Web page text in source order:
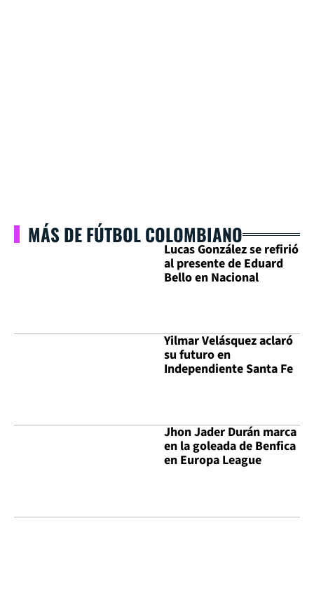
MÁS DE FÚTBOL COLOMBIANO
Lucas González se refirió
al presente de Eduard
Bello en Nacional
Yilmar Velásquez aclaró
su futuro en
Independiente Santa Fe
Jhon Jader Durán marca
en la goleada de Benfica
en Europa League